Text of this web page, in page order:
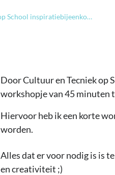
Cultuur en Techniek op School inspiratiebijeenkomst
Door Cultuur en Tecniek op
workshopje van 45 minuten
Hiervoor heb ik een korte
worden.
Alles dat er voor nodig is is
en creativiteit ;)